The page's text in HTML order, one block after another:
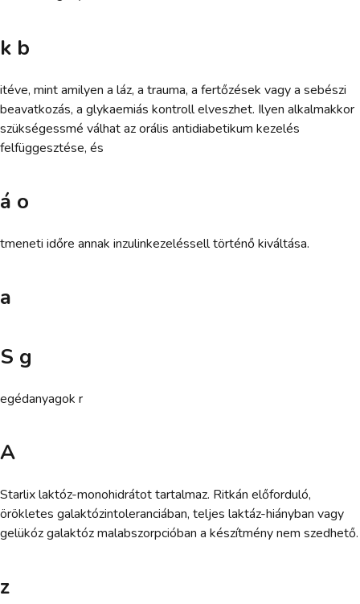
k b
itéve, mint amilyen a láz, a trauma, a fertőzések vagy a sebészi
beavatkozás, a glykaemiás kontroll elveszhet. Ilyen alkalmakkor
szükségessmé válhat az orális antidiabetikum kezelés
felfüggesztése, és
á o
tmeneti időre annak inzulinkezeléssell történő kiváltása.
a
S g
egédanyagok r
A
Starlix laktóz-monohidrátot tartalmaz. Ritkán előforduló,
örökletes galaktózintoleranciában, teljes laktáz-hiányban vagy
gelükóz galaktóz malabszorpcióban a készítmény nem szedhető.
z